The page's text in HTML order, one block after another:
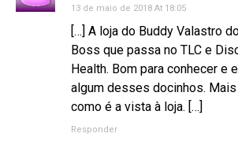
13 de maio de 2018 At 18:05
[…] A loja do Buddy Valastro
Boss que passa no TLC e
Health. Bom para conhecer e
algum desses docinhos.
como é a vista à loja. […]
Responder